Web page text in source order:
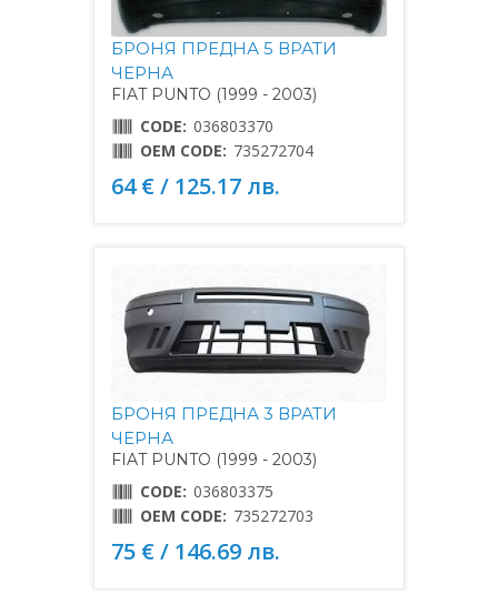
БРОНЯ ПРЕДНА 5 ВРАТИ
ЧЕРНА
FIAT PUNTO (1999 - 2003)
CODE: 036803370
OEM CODE: 735272704
64 € / 125.17 лв.
БРОНЯ ПРЕДНА 3 ВРАТИ
ЧЕРНА
FIAT PUNTO (1999 - 2003)
CODE: 036803375
OEM CODE: 735272703
75 € / 146.69 лв.